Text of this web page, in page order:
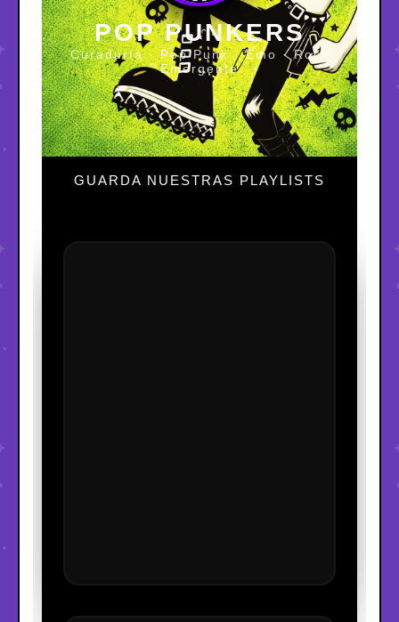
POP PUNKERS
Curaduría · Pop Punk · Emo · Rock
Emergente
GUARDA NUESTRAS PLAYLISTS